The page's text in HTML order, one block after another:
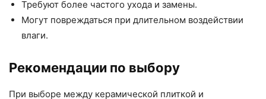
Требуют более частого ухода и замены.
Могут повреждаться при длительном воздействии
влаги.
Рекомендации по выбору
При выборе между керамической плиткой и